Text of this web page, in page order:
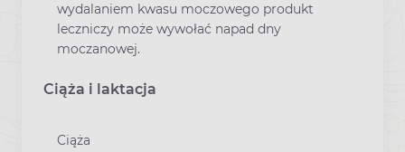
wydalaniem kwasu moczowego produkt
leczniczy może wywołać napad dny
moczanowej.
Ciąża i laktacja
Ciąża